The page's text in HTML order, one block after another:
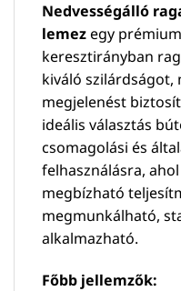
Nedvességálló
lemezegy
keresztirányban
kiváló
megjelenést
ideális választás
csomagolási és
felhasználásra,
megbízható
megmunkálható,
alkalmazható.
Főbb jellemzők: